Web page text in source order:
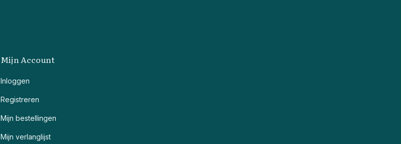
Mijn Account
Inloggen
Registreren
Mijn bestellingen
Mijn verlanglijst